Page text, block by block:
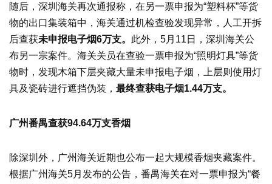
随后，深圳海关再次通报称，在另一票申报为“塑料杯”等货
物的出口集装箱中，海关通过机检查验发现异常，人工开拆
后查获未申报电子烟6万支。 此外，5月11日，深圳海关公
布另一宗案件。海关关员在查验一票申报为“照明灯具”等货
物时，发现木箱下层夹藏大量未申报电子烟，上层则使用灯
具及瓷砖进行遮挡伪装， 最终查获电子烟1.44万支。
广州番禺查获94.64万支香烟
除深圳外，广州海关近期也公布一起大规模香烟夹藏案件。
根据广州海关5月发布的公告，番禺海关在对一票申报为“餐